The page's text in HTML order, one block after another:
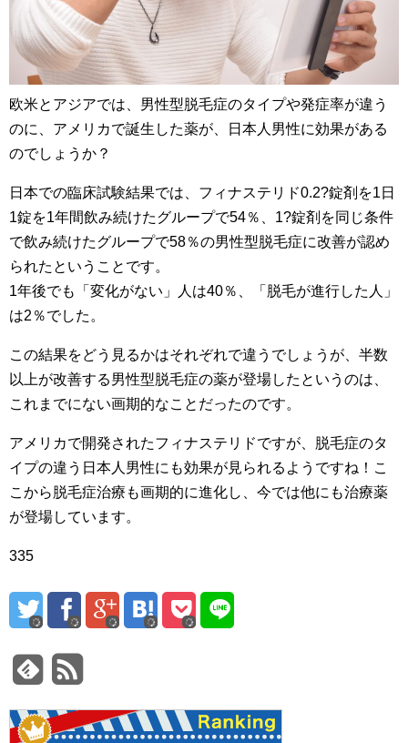
欧米とアジアでは、男性型脱毛症のタイプや発症率が違う
のに、アメリカで誕生した薬が、日本人男性に効果がある
のでしょうか？
日本での臨床試験結果では、フィナステリド0.2?錠剤を1日
1錠を1年間飲み続けたグループで54％、1?錠剤を同じ条件
で飲み続けたグループで58％の男性型脱毛症に改善が認め
られたということです。
1年後でも「変化がない」人は40％、「脱毛が進行した人」
は2％でした。
この結果をどう見るかはそれぞれで違うでしょうが、半数
以上が改善する男性型脱毛症の薬が登場したというのは、
これまでにない画期的なことだったのです。
アメリカで開発されたフィナステリドですが、脱毛症のタ
イプの違う日本人男性にも効果が見られるようですね！こ
こから脱毛症治療も画期的に進化し、今では他にも治療薬
が登場しています。
335